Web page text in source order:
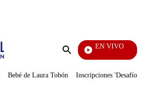
Enviar
EN VIVO
Bebé de Laura Tobón Inscripciones 'Desafío'